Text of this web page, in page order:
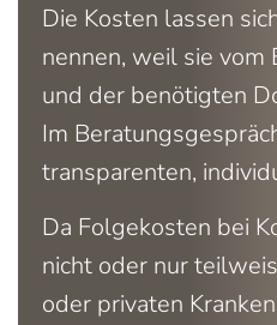
Die Kosten lassen
nennen, weil sie vom
und der benötigten
Im
transparenten,
Da Folgekosten bei
nicht oder nur
oder privaten